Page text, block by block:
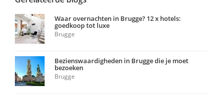
Waar overnachten in Brugge? 12 x hotels:
goedkoop tot luxe
Brugge
Bezienswaardigheden in Brugge die je moet
bezoeken
Brugge